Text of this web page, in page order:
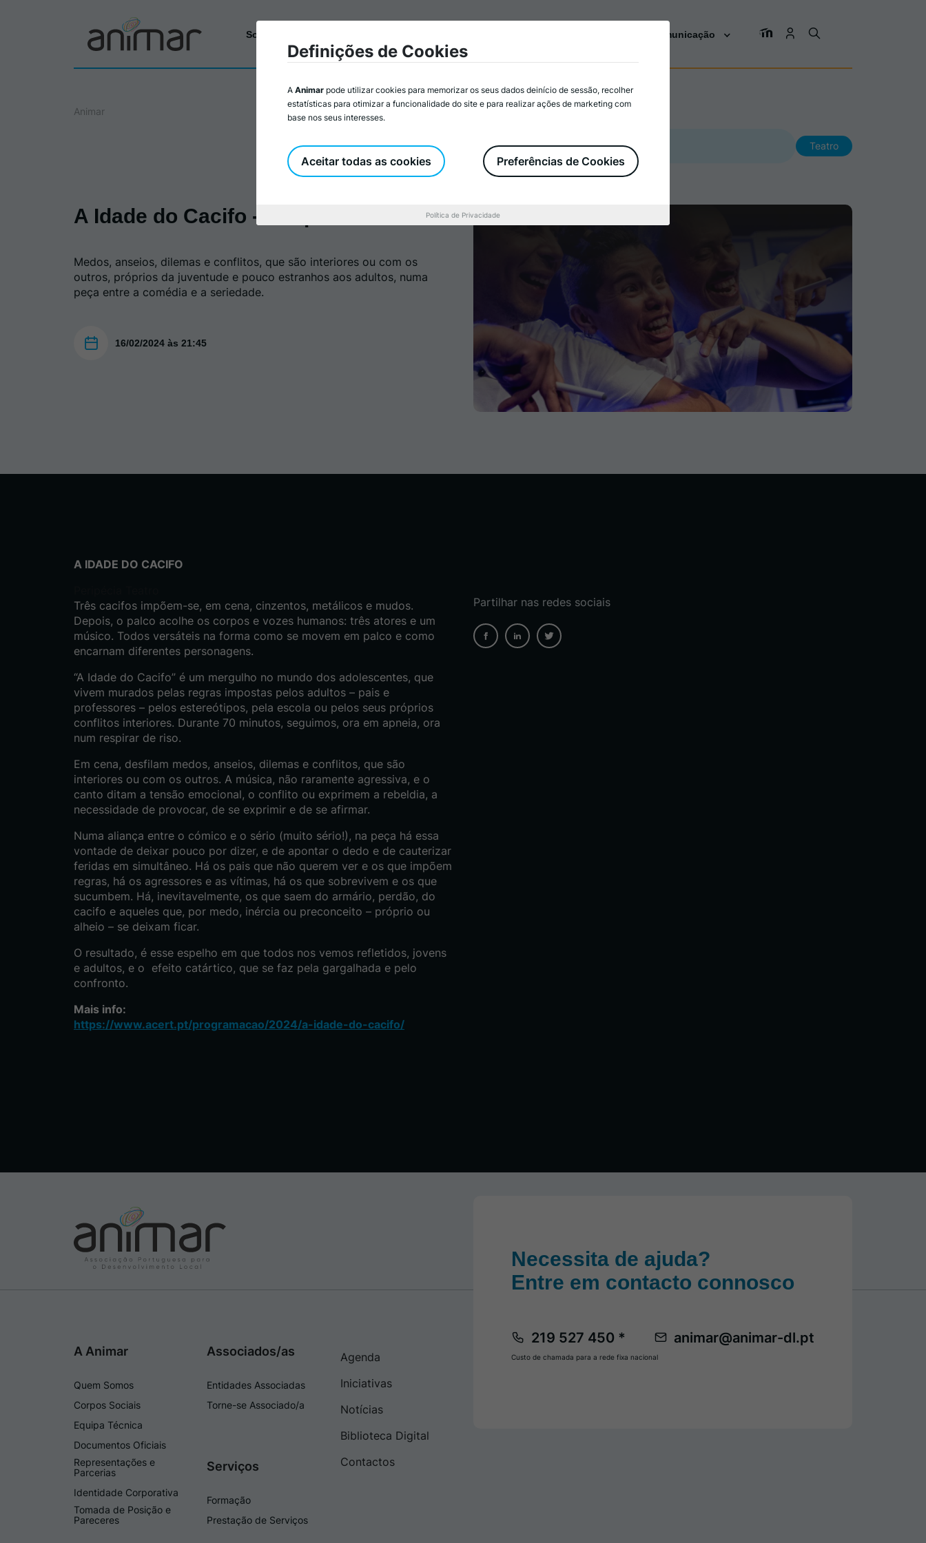
Sobre a Animar Comunicação
Animar
Teatro
A Idade do Cacifo - Peripécia Teatro
Medos, anseios, dilemas e conflitos, que são interiores ou com os
outros, próprios da juventude e pouco estranhos aos adultos, numa
peça entre a comédia e a seriedade.
16/02/2024 às 21:45
A IDADE DO CACIFO
Três cacifos impõem-se, em cena, cinzentos, metálicos e mudos.
Depois, o palco acolhe os corpos e vozes humanos: três atores e um
músico. Todos versáteis na forma como se movem em palco e como
encarnam diferentes personagens.
“A Idade do Cacifo” é um mergulho no mundo dos adolescentes, que
vivem murados pelas regras impostas pelos adultos – pais e
professores – pelos estereótipos, pela escola ou pelos seus próprios
conflitos interiores. Durante 70 minutos, seguimos, ora em apneia, ora
num respirar de riso.
Em cena, desfilam medos, anseios, dilemas e conflitos, que são
interiores ou com os outros. A música, não raramente agressiva, e o
canto ditam a tensão emocional, o conflito ou exprimem a rebeldia, a
necessidade de provocar, de se exprimir e de se afirmar.
Numa aliança entre o cómico e o sério (muito sério!), na peça há essa
vontade de deixar pouco por dizer, e de apontar o dedo e de cauterizar
feridas em simultâneo. Há os pais que não querem ver e os que impõem
regras, há os agressores e as vítimas, há os que sobrevivem e os que
sucumbem. Há, inevitavelmente, os que saem do armário, perdão, do
cacifo e aqueles que, por medo, inércia ou preconceito – próprio ou
alheio – se deixam ficar.
O resultado, é esse espelho em que todos nos vemos refletidos, jovens
e adultos, e o efeito catártico, que se faz pela gargalhada e pelo
confronto.
Mais info:
https://www.acert.pt/programacao/2024/a-idade-do-cacifo/
Partilhar nas redes sociais
A Animar
Quem Somos
Corpos Sociais
Equipa Técnica
Documentos Oficiais
Representações e
Parcerias
Identidade Corporativa
Tomada de Posição e
Pareceres
Associados/as
Entidades Associadas
Torne-se Associado/a
Serviços
Formação
Prestação de Serviços
Agenda
Iniciativas
Notícias
Biblioteca Digital
Contactos
Necessita de ajuda?
Entre em contacto connosco
219 527 450 * animar@animar-dl.pt
Custo de chamada para a rede fixa nacional
Definições de Cookies
A Animar pode utilizar cookies para memorizar os seus dados deinício de sessão, recolher
estatísticas para otimizar a funcionalidade do site e para realizar ações de marketing com
base nos seus interesses.
Preferências de Cookies
Aceitar todas as cookies
Política de Privacidade